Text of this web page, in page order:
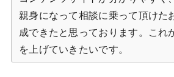
親身になって相談に乗って頂けた
成できたと思っております。これ
を上げていきたいです。